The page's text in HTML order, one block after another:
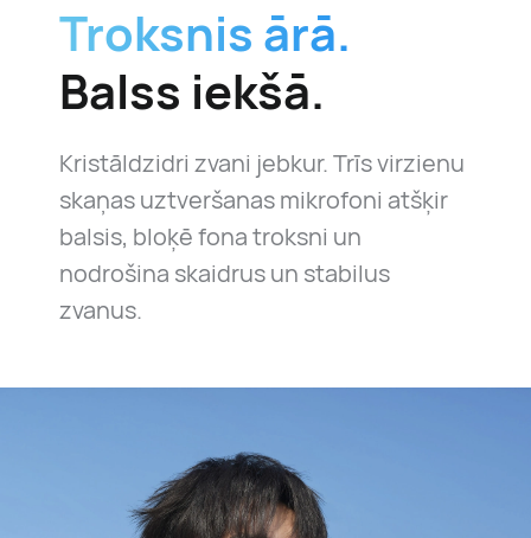
Troksnis ārā.
Balss iekšā.
Kristāldzidri zvani jebkur. Trīs virzienu
skaņas uztveršanas mikrofoni atšķir
balsis, bloķē fona troksni un
nodrošina skaidrus un stabilus
zvanus.